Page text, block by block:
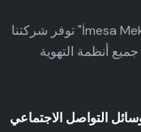
توفر شركتنا "İmesa Mekanik" خدمة على مدار الساعة طوال أيام
أنظمة التهوية
التواصل الاجتماعي